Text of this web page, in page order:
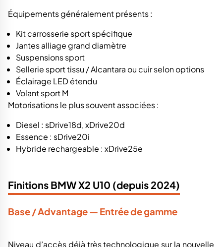
Équipements généralement présents :
Kit carrosserie sport spécifique
Jantes alliage grand diamètre
Suspensions sport
Sellerie sport tissu / Alcantara ou cuir selon options
Éclairage LED étendu
Volant sport M
Motorisations le plus souvent associées :
Diesel : sDrive18d, xDrive20d
Essence : sDrive20i
Hybride rechargeable : xDrive25e
Finitions BMW X2 U10 (depuis 2024)
Base / Advantage — Entrée de gamme
Niveau d’accès déjà très technologique sur la nouvelle